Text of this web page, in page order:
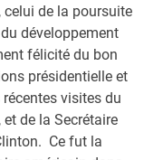
de la poursuite
développement
félicité du bon
présidentielle et
visites du
de la Secrétaire
Ce fut la